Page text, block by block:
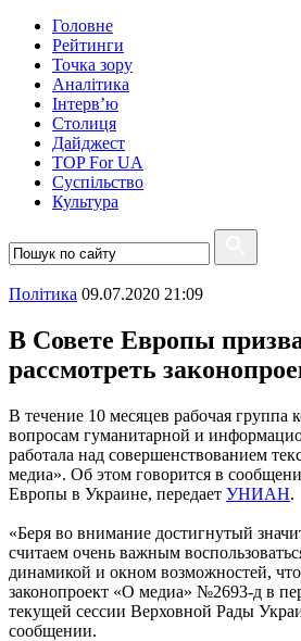
Головне
Рейтинги
Точка зору
Аналітика
Інтерв’ю
Столиця
Дайджест
TOP For UA
Суспiльство
Культура
Полiтика 09.07.2020 21:09
В Совете Европы
рассмотреть
В течение 10 месяцев рабочая группа
вопросам гуманитарной и
работала над совершенствованием
медиа». Об этом говорится в
Европы в Украине, передает УНИАН.
«Беря во внимание достигнутый
считаем очень важным
динамикой и окном возможностей,
законопроект «О медиа» №2693-д в
текущей сессии Верховной Рады
сообщении.